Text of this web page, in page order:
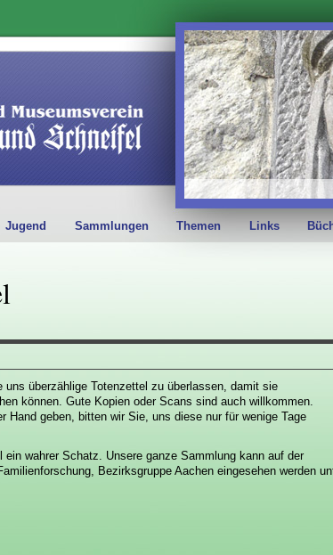
Jugend Sammlungen Themen Links
uns überzählige Totenzettel zu überlassen, damit sie
können. Gute Kopien oder Scans sind auch willkommen.
Hand geben, bitten wir Sie, uns diese nur für wenige Tage
wahrer Schatz. Unsere ganze Sammlung kann auf der
Bezirksgruppe Aachen eingesehen werden